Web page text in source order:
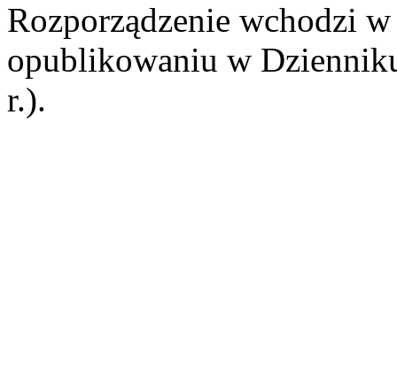
Rozporządzenie wchodzi
opublikowaniu w
r.).